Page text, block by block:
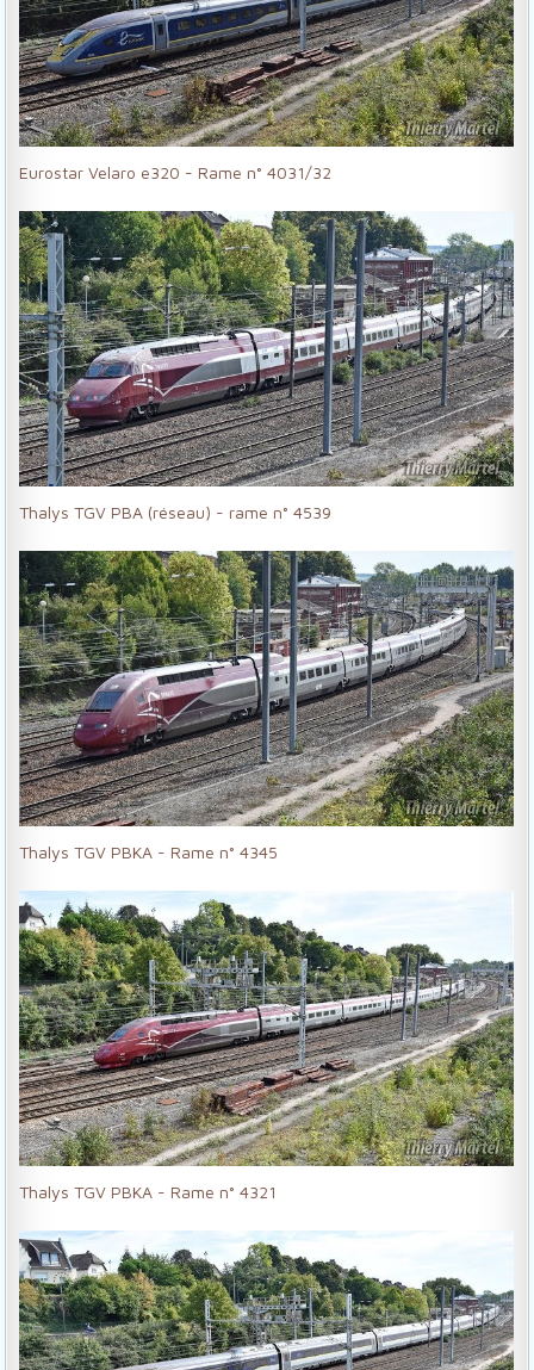
Eurostar Velaro e320 - Rame n° 4031/32
Thalys TGV PBA (réseau) - rame n° 4539
Thalys TGV PBKA - Rame n° 4345
Thalys TGV PBKA - Rame n° 4321